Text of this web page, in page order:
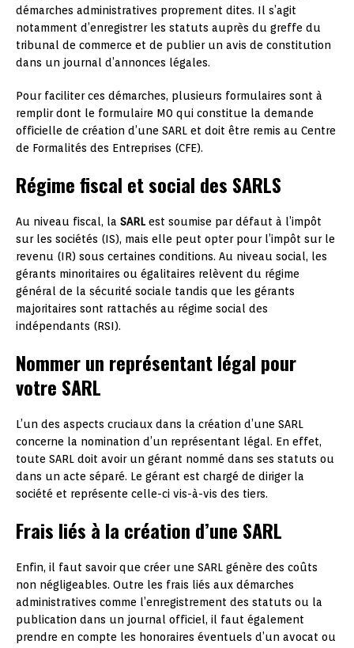
démarches administratives proprement dites. Il s’agit
notamment d’enregistrer les statuts auprès du greffe du
tribunal de commerce et de publier un avis de constitution
dans un journal d’annonces légales.
Pour faciliter ces démarches, plusieurs formulaires sont à
remplir dont le formulaire M0 qui constitue la demande
officielle de création d’une SARL et doit être remis au Centre
de Formalités des Entreprises (CFE).
Régime fiscal et social des SARLS
Au niveau fiscal, la SARL est soumise par défaut à l’impôt
sur les sociétés (IS), mais elle peut opter pour l’impôt sur le
revenu (IR) sous certaines conditions. Au niveau social, les
gérants minoritaires ou égalitaires relèvent du régime
général de la sécurité sociale tandis que les gérants
majoritaires sont rattachés au régime social des
indépendants (RSI).
Nommer un représentant légal pour
votre SARL
L’un des aspects cruciaux dans la création d’une SARL
concerne la nomination d’un représentant légal. En effet,
toute SARL doit avoir un gérant nommé dans ses statuts ou
dans un acte séparé. Le gérant est chargé de diriger la
société et représente celle-ci vis-à-vis des tiers.
Frais liés à la création d’une SARL
Enfin, il faut savoir que créer une SARL génère des coûts
non négligeables. Outre les frais liés aux démarches
administratives comme l’enregistrement des statuts ou la
publication dans un journal officiel, il faut également
prendre en compte les honoraires éventuels d’un avocat ou